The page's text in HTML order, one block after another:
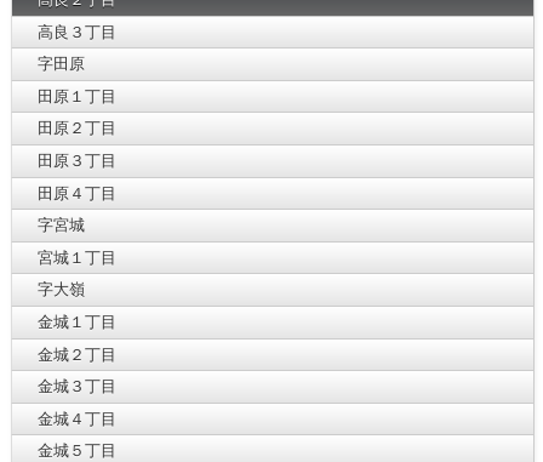
高良３丁目
字田原
田原１丁目
田原２丁目
田原３丁目
田原４丁目
字宮城
宮城１丁目
字大嶺
金城１丁目
金城２丁目
金城３丁目
金城４丁目
金城５丁目